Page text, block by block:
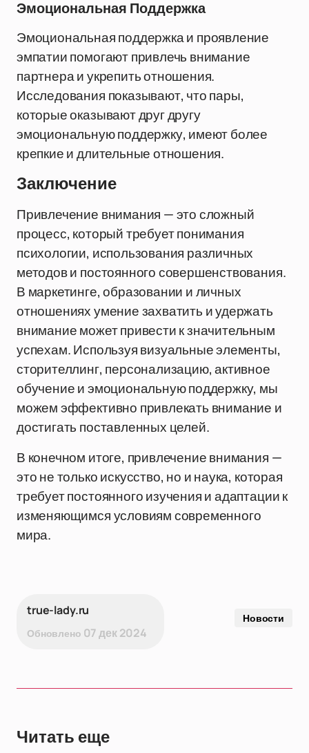
Эмоциональная Поддержка
Эмоциональная поддержка и проявление
эмпатии помогают привлечь внимание
партнера и укрепить отношения.
Исследования показывают, что пары,
которые оказывают друг другу
эмоциональную поддержку, имеют более
крепкие и длительные отношения.
Заключение
Привлечение внимания — это сложный
процесс, который требует понимания
психологии, использования различных
методов и постоянного совершенствования.
В маркетинге, образовании и личных
отношениях умение захватить и удержать
внимание может привести к значительным
успехам. Используя визуальные элементы,
сторителлинг, персонализацию, активное
обучение и эмоциональную поддержку, мы
можем эффективно привлекать внимание и
достигать поставленных целей.
В конечном итоге, привлечение внимания —
это не только искусство, но и наука, которая
требует постоянного изучения и адаптации к
изменяющимся условиям современного
мира.
true-lady.ru
Обновлено 07 дек 2024
Новости
Читать еще